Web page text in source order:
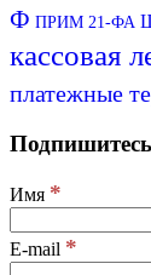
Ф ПРИМ 21-ФА
кассовая
платежные
Имя *
E-mail *